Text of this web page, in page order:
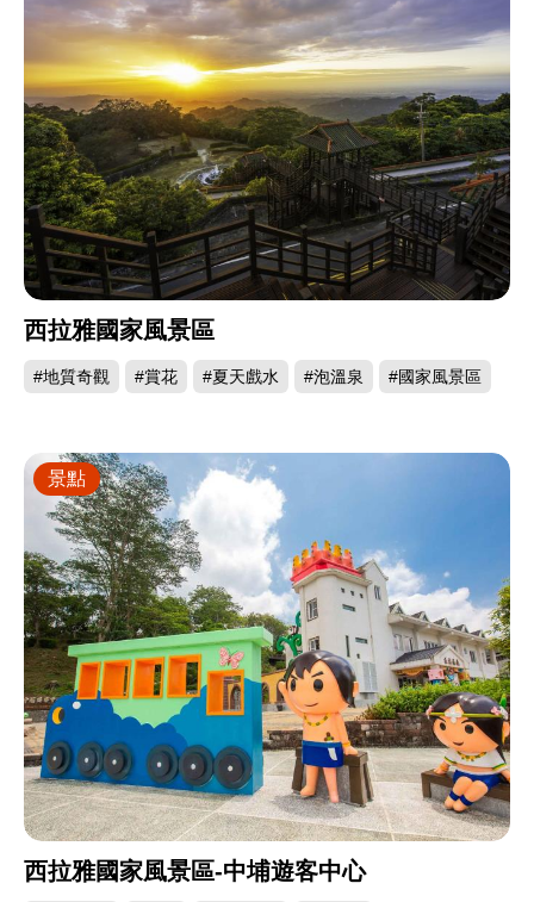
西拉雅國家風景區
#地質奇觀 #賞花 #夏天戲水 #泡溫泉 #國家風景區
西拉雅國家風景區-中埔遊客中心
景點